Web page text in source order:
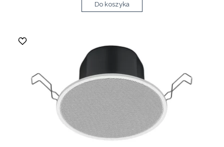
Do koszyka